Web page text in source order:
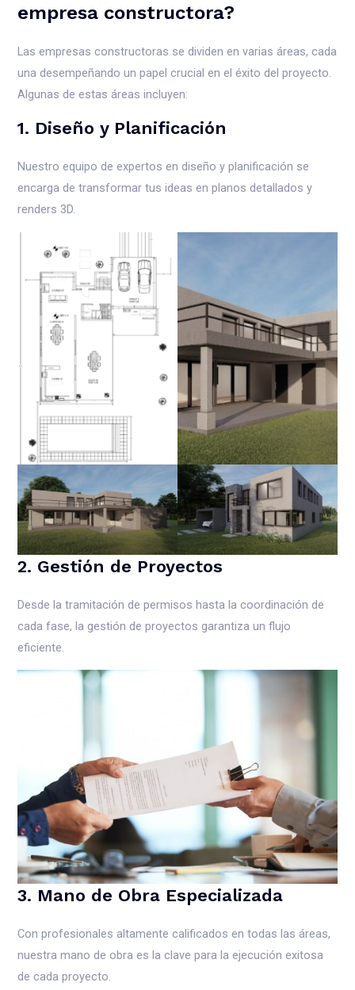
empresa constructora?
Las empresas constructoras se dividen en varias áreas, cada
una desempeñando un papel crucial en el éxito del proyecto.
Algunas de estas áreas incluyen:
1. Diseño y Planificación
Nuestro equipo de expertos en diseño y planificación se
encarga de transformar tus ideas en planos detallados y
renders 3D.
2. Gestión de Proyectos
Desde la tramitación de permisos hasta la coordinación de
cada fase, la gestión de proyectos garantiza un flujo
eficiente.
3. Mano de Obra Especializada
Con profesionales altamente calificados en todas las áreas,
nuestra mano de obra es la clave para la ejecución exitosa
de cada proyecto.